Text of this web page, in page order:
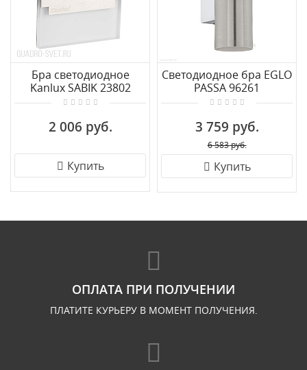
Бра светодиодное
Kanlux SABIK 23802
2 006 руб.
Купить
Светодиодное бра EGLO
PASSA 96261
3 759 руб.
6 583 руб.
Купить
ОПЛАТА ПРИ ПОЛУЧЕНИИ
ПЛАТИТЕ КУРЬЕРУ В МОМЕНТ ПОЛУЧЕНИЯ.